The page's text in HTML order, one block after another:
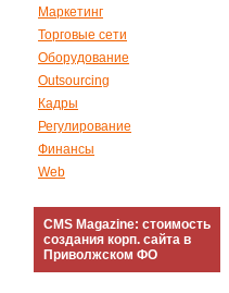
Маркетинг
Торговые сети
Оборудование
Outsourcing
Кадры
Регулирование
Финансы
Web
CMS Magazine: стоимость
создания корп. сайта в
Приволжском ФО